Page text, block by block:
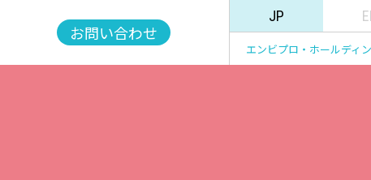
お問い合わせ
JP
エンビプロ・ホールディ